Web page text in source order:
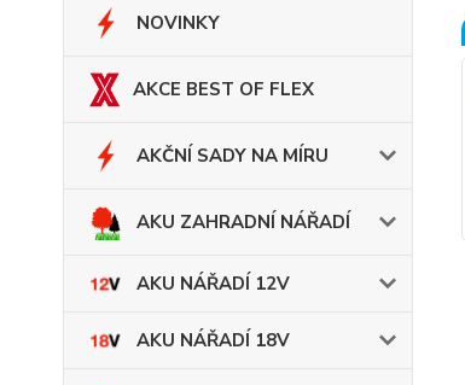
NOVINKY
AKCE BEST OF FLEX
AKČNÍ SADY NA MÍRU
AKU ZAHRADNÍ NÁŘADÍ
AKU NÁŘADÍ 12V
AKU NÁŘADÍ 18V